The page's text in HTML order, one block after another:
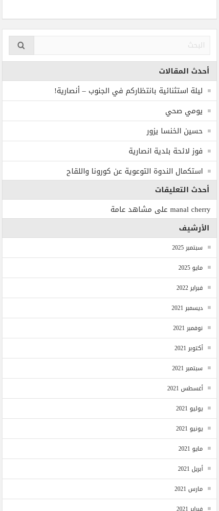
أحدث المقالات
ليلة استثنائية بانتظاركم في الجنوب – أنصارية!
يومي صحي
حسين الخنسا يزور
فوز لائحة بلدية انصارية
استكمال الندوة التوعوية عن كورونا واللقاح
أحدث التعليقات
manal cherry على مشاهد عامة
الأرشيف
سبتمبر 2025
مايو 2025
فبراير 2022
ديسمبر 2021
نوفمبر 2021
أكتوبر 2021
سبتمبر 2021
أغسطس 2021
يوليو 2021
يونيو 2021
مايو 2021
أبريل 2021
مارس 2021
فبراير 2021